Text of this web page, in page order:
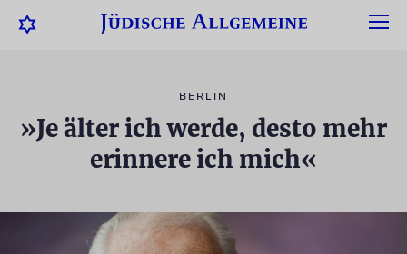
BERLIN
»Je älter ich werde, desto mehr
erinnere ich mich«